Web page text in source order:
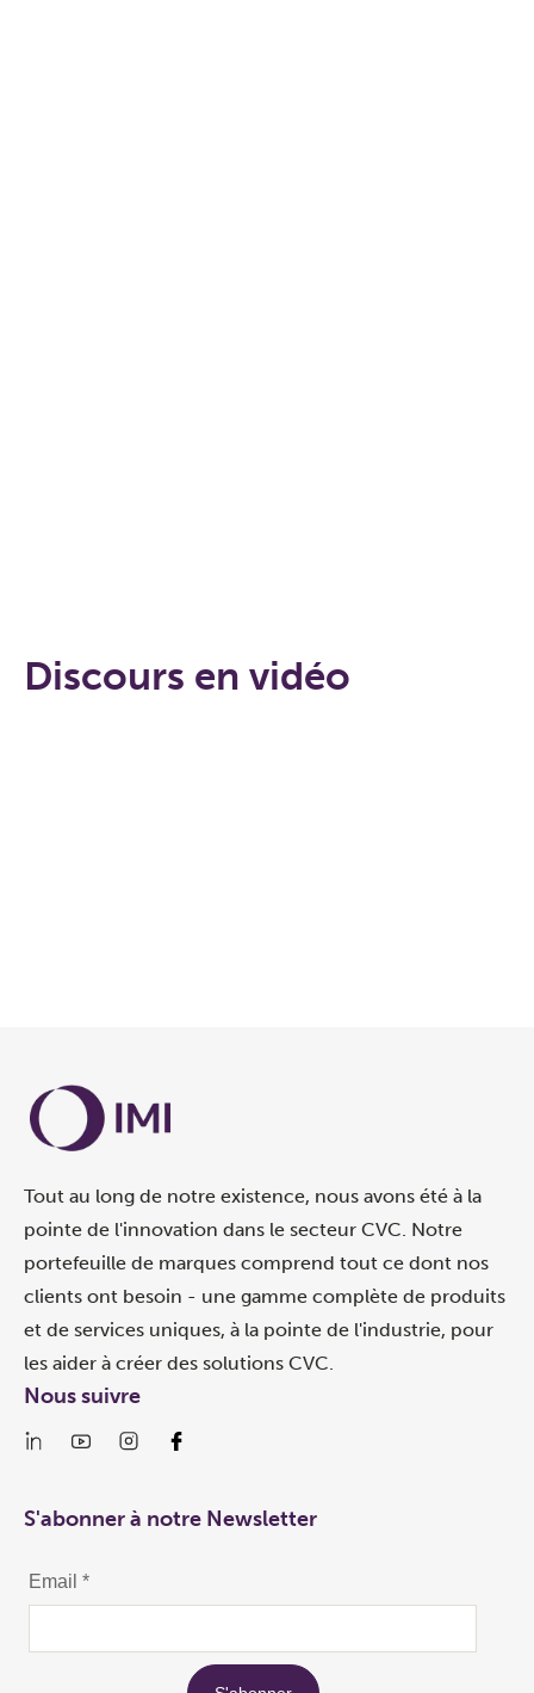
Discours en vidéo
Tout au long de notre existence, nous avons été à la
pointe de l'innovation dans le secteur CVC. Notre
portefeuille de marques comprend tout ce dont nos
clients ont besoin - une gamme complète de produits
et de services uniques, à la pointe de l'industrie, pour
les aider à créer des solutions CVC.
Nous suivre
S'abonner à notre Newsletter